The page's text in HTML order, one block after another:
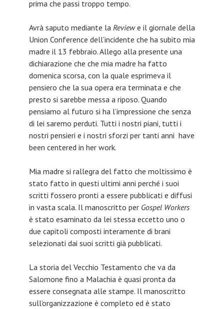
prima che passi troppo tempo.
Avrà saputo mediante la Reviewe il giornale della
Union Conference dell’incidente che ha subito mia
madre il 13 febbraio. Allego alla presente una
dichiarazione che che mia madre ha fatto
domenica scorsa, con la quale esprimeva il
pensiero che la sua opera era terminata e che
presto si sarebbe messa a riposo. Quando
pensiamo al futuro si ha l’impressione che senza
di lei saremo perduti. Tutti i nostri piani, tutti i
nostri pensieri e i nostri sforzi per tanti anni have
been centered in her work.
Mia madre si rallegra del fatto che moltissimo è
stato fatto in questi ultimi anni perché i suoi
scritti fossero pronti a essere pubblicati e diffusi
in vasta scala. Il manoscritto per Gospel Workers
è stato esaminato da lei stessa eccetto uno o
due capitoli composti interamente di brani
selezionati dai suoi scritti già pubblicati.
La storia del Vecchio Testamento che va da
Salomone fino a Malachia è quasi pronta da
essere consegnata alle stampe. Il manoscritto
sull’organizzazione è completo ed è stato